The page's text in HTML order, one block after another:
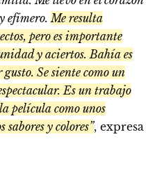
efímero. Me resulta
pero es importante
y aciertos. Bahía es
gusto. Se siente como un
Es un trabajo
película como unos
sabores y colores”, expresa